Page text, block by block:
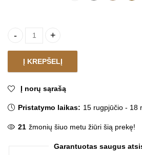
Kavos staliukas TRIPOLI KOS quantity
Į KREPŠELĮ
Į norų sąrašą
Pristatymo laikas: 15 rugpjūčio - 18
21 žmonių šiuo metu žiūri šią prekę!
Garantuotas saugus